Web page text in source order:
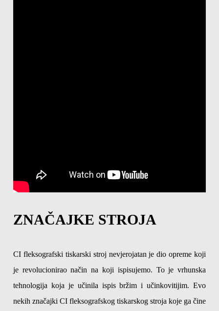
ZNAČAJKE STROJA
CI fleksografski tiskarski stroj nevjerojatan je dio opreme koji
je revolucionirao način na koji ispisujemo. To je vrhunska
tehnologija koja je učinila ispis bržim i učinkovitijim. Evo
nekih značajki CI fleksografskog tiskarskog stroja koje ga čine